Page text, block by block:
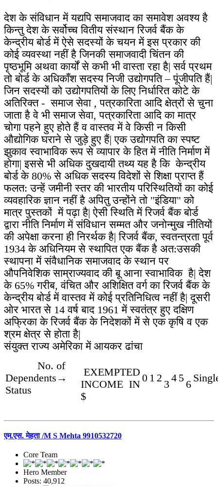
देश के संविधान में यद्यपि समाजवाद का समावेश अवश्य है
किन्तु देश के सर्वोच्च वितीय संस्थान रिजर्व बैंक के
केन्द्रीय बोर्ड में ऐसे सदस्यों के चयन में इस प्रकार की
कोई व्यवस्था नहीं है जिनकी समाजवादी चिंतन की
पृष्ठभूमि अथवा कार्यों से कभी भी वास्ता रहा है| सर्व प्रथम
तो बोर्ड के अधिकाँश सदस्य निजी उद्योगपति–पूंजीपति हैं|
जिन सदस्यों को उद्योगपतियों के लिए निर्धारित कोटे के
अतिरिक्त - समाज सेवा , पत्रकारिता आदि क्षेत्रों से चुना
जाता है वे भी समाज सेवा, पत्रकारिता आदि का मात्र
चोगा पहने हुए होते हैं व वास्तव में वे किसी न किसी
औद्योगिक घराने से जुड़े हुए हैं| एक उद्योगपति का स्पष्ट
झुकाव स्वाभाविक रूप से व्यापार के हित में नीति निर्माण में
होगा| इससे भी अधिक दुखदायी तथ्य यह है कि केन्द्रीय
बोर्ड के 80% से अधिक सदस्य विदेशों से शिक्षा प्राप्त हैं
फलत: उन्हें जमीनी स्तर की भारतीय परिस्थितियों का कोई
व्यवहारिक ज्ञान नहीं है अपितु उन्होंने तो "इंडिया" को
मात्र पुस्तकों में पढ़ा है| ऐसी स्थिति में रिजर्व बैंक बोर्ड
द्वारा नीति निर्माण में संविधान सम्मत और जनोन्मुख नीतियों
की अपेक्षा करना ही निरर्थक है| रिजर्व बैंक, स्वतन्त्रता पूर्व
1934 के अधिनियम से स्थापित एक बैंक है अत:उसकी
स्थापना में संवैधानिक समाजवाद के स्थान पर
औपनिवेशिक साम्राज्यवाद की बू आना स्वाभाविक है| देश
के 65% गरीब, वंचित और अशिक्षित वर्ग का रिजर्व बैंक के
केन्द्रीय बोर्ड में वास्तव में कोई प्रतिनिधित्व नहीं है| दूसरी
ओर भारत से 14 वर्ष बाद 1961 में स्वतंत्र हुए दक्षिण
अफ्रिका के रिजर्व बैंक के निदेशकों में से एक कृषि व एक
श्रम क्षेत्र से होता है|
संयुक्त राज्य अमेरिका में आयकर ढांचा
No. of
Dependents→
Status
EXEMPTED
INCOME IN
$
0 1 2
3
4 5
6
एम.एस. मेहता /M S Mehta 9910532720
Core Team
Hero Member
Posts: 40,912